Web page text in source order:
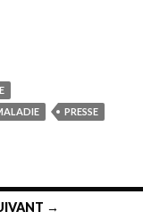
PRESSE
→